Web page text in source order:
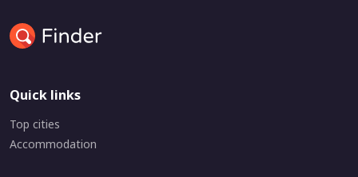
Quick links
Top cities
Accommodation